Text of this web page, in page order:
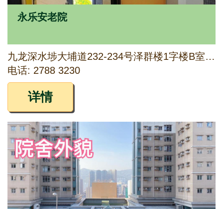
永乐安老院
九龙深水埗大埔道232-234号泽群楼1字楼B室及6字楼A及B室
电话: 2788 3230
详情